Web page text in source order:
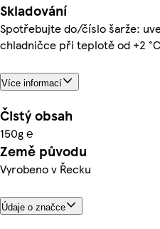
Skladování
Spotřebujte do/číslo šarže:
chladničce při teplotě od +2
Více informací
Čistý obsah
150g ℮
Země původu
Vyrobeno v Řecku
Údaje o značce